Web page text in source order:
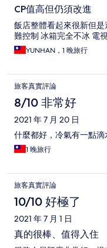
CP值高但仍須改進
飯店整體看起來很新但
難控制 冰箱完全不冰 電
YUNHAN，1 晚旅行
旅客真實評論
8/10 非常好
2021 年 7 月 20 日
什麼都好，冷氣有一點
1 晚旅行
旅客真實評論
10/10 好極了
2021 年 7 月 1 日
真的很棒、值得入住